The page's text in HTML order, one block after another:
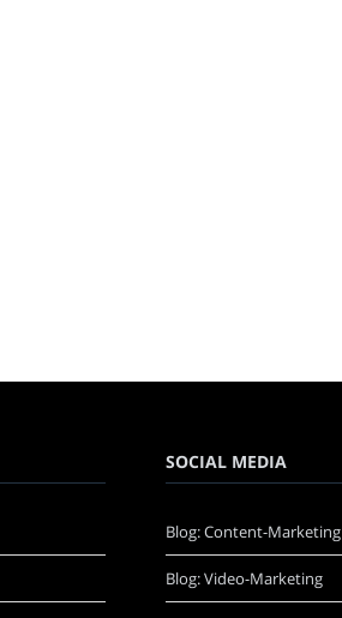
SOCIAL MEDIA
Blog: Content-Marketing
Blog: Video-Marketing